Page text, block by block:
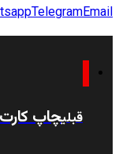
TelegramEmail
قبلیچاپ